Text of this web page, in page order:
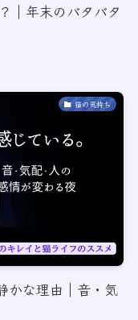
｜年末のバタバタ
猫の気持ち
かな理由｜音・気